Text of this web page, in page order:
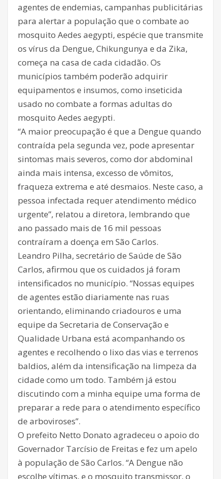
agentes de endemias, campanhas publicitárias
para alertar a população que o combate ao
mosquito Aedes aegypti, espécie que transmite
os vírus da Dengue, Chikungunya e da Zika,
começa na casa de cada cidadão. Os
municípios também poderão adquirir
equipamentos e insumos, como inseticida
usado no combate a formas adultas do
mosquito Aedes aegypti.
“A maior preocupação é que a Dengue quando
contraída pela segunda vez, pode apresentar
sintomas mais severos, como dor abdominal
ainda mais intensa, excesso de vômitos,
fraqueza extrema e até desmaios. Neste caso, a
pessoa infectada requer atendimento médico
urgente”, relatou a diretora, lembrando que
ano passado mais de 16 mil pessoas
contraíram a doença em São Carlos.
Leandro Pilha, secretário de Saúde de São
Carlos, afirmou que os cuidados já foram
intensificados no município. “Nossas equipes
de agentes estão diariamente nas ruas
orientando, eliminando criadouros e uma
equipe da Secretaria de Conservação e
Qualidade Urbana está acompanhando os
agentes e recolhendo o lixo das vias e terrenos
baldios, além da intensificação na limpeza da
cidade como um todo. Também já estou
discutindo com a minha equipe uma forma de
preparar a rede para o atendimento específico
de arboviroses”.
O prefeito Netto Donato agradeceu o apoio do
Governador Tarcísio de Freitas e fez um apelo
à população de São Carlos. “A Dengue não
escolhe vítimas, e o mosquito transmissor, o